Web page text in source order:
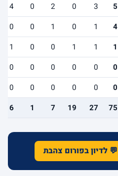
5
3
0
2
0
4
4
1
0
1
0
0
1
1
1
0
0
1
0
0
0
0
0
0
0
0
0
0
0
0
75
27
19
7
1
16
💬 לדיון בפורום צהבת